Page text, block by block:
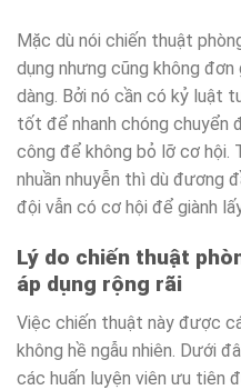
Mặc dù nói chiến thuật
dụng nhưng cũng không
dàng. Bởi nó cần có kỷ luật
tốt để nhanh chóng chuyển
công để không bỏ lỡ cơ hội.
nhuần nhuyễn thì dù đương
đội vẫn có cơ hội để giành
Lý do chiến thuật
áp dụng rộng rãi
Việc chiến thuật này được
không hề ngẫu nhiên. Dưới
các huấn luyện viên ưu tiên